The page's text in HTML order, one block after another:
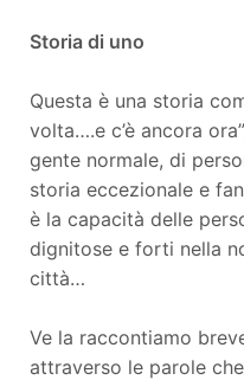
Storia di uno
Questa è una storia
volta….e c’è ancora
gente normale, di
storia eccezionale e
è la capacità delle
dignitose e forti nella
città…
Ve la raccontiamo
attraverso le parole